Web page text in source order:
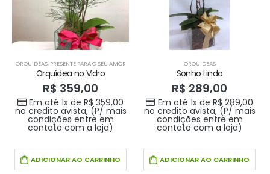
ORQUÍDEAS, PRESENTE PARA O SEU AMOR
Orquídea no Vidro
R$ 359,00
Em até 1x deR$ 359,00
no credito avista, (P/ mais
condições entre em
contato com a loja)
ADICIONAR AO CARRINHO
ORQUÍDEAS
Sonho Lindo
R$ 289,00
Em até 1x de R$ 289,00
no credito avista, (P/ mais
condições entre em
contato com a loja)
ADICIONAR AO CARRINHO